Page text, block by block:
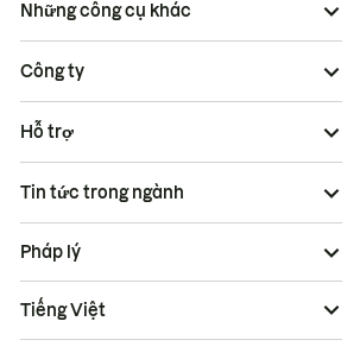
Những công cụ khác
Công ty
Hỗ trợ
Tin tức trong ngành
Pháp lý
Tiếng Việt